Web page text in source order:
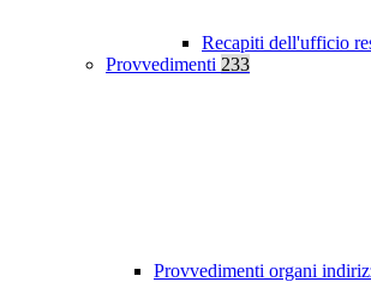
Recapiti dell'ufficio
Provvedimenti 233
Provvedimenti organi